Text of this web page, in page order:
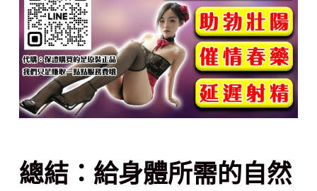
總結：給身體所需的自然